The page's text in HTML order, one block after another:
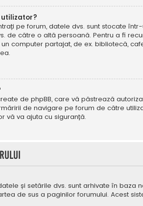
utilizator?
pe forum, datele dvs. sunt stocate
de către o altă persoană. Pentru a fi
computer partajat, de ex. bibliotecă,
de phpBB, care vă păstrează
de navigare pe forum de către
vă va ajuta cu siguranță.
și setările dvs. sunt arhivate în
de sus a paginilor forumului. Acest